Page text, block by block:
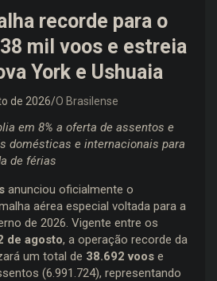
recorde para o
mil voos e estreia
York e Ushuaia
de 2026 O Brasilense
em 8% a oferta de assentos e
domésticas e internacionais para
de férias
anunciou oficialmente o
aérea especial voltada para a
de 2026. Vigente entre os
de agosto, a operação recorde da
um total de 38.692 voos e
(6.991.724), representando